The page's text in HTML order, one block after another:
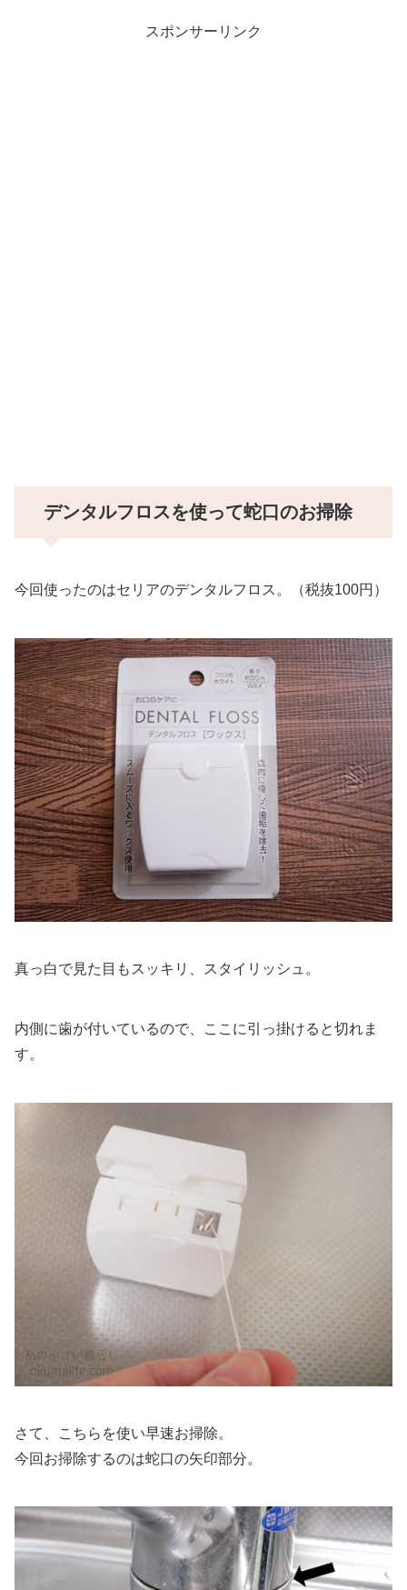
スポンサーリンク
デンタルフロスを使って蛇口のお掃除
今回使ったのはセリアのデンタルフロス。（税抜100円）
真っ白で見た目もスッキリ、スタイリッシュ。
内側に歯が付いているので、ここに引っ掛けると切れま
す。
さて、こちらを使い早速お掃除。
今回お掃除するのは蛇口の矢印部分。